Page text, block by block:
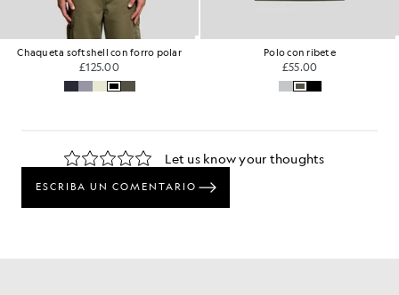
Chaqueta softshell con forro polar
£125.00
Polo con ribete
£55.00